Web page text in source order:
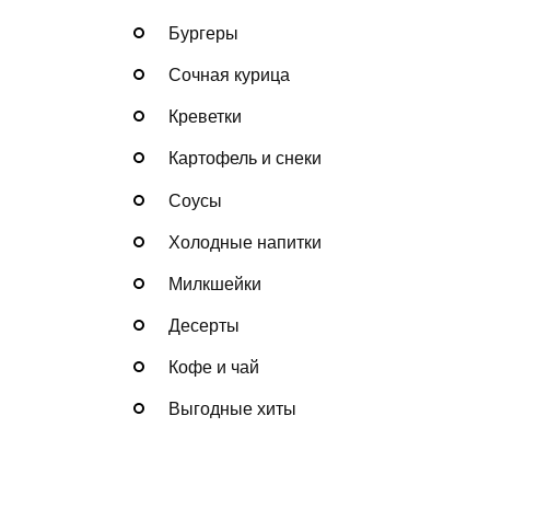
Бургеры
Сочная курица
Креветки
Картофель и снеки
Соусы
Холодные напитки
Милкшейки
Десерты
Кофе и чай
Выгодные хиты